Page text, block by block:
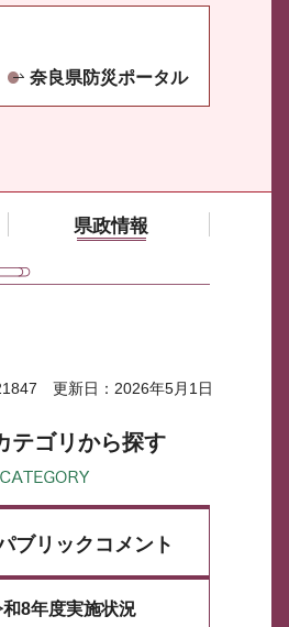
奈良県防災ポータル
県政情報
更新日：2026年5月1日
テゴリから探す
ブリックコメント
和8年度実施状況